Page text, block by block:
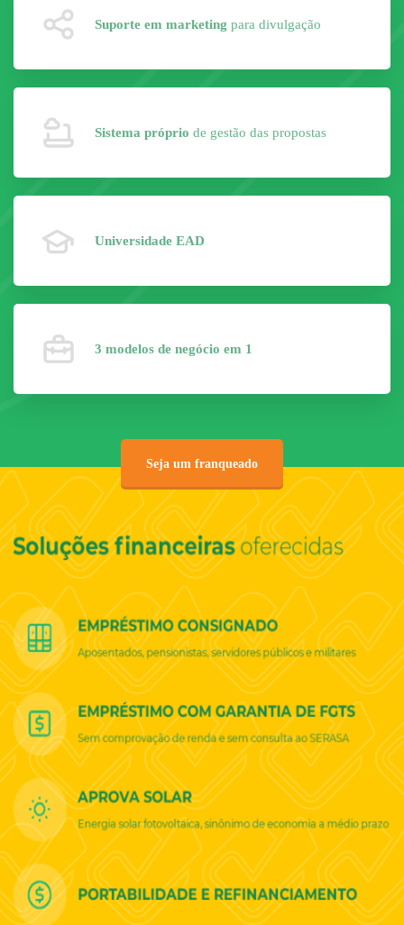
Suporte em marketing para divulgação
Sistema próprio de gestão das propostas
Universidade EAD
3 modelos de negócio em 1
Seja um franqueado